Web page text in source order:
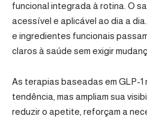
funcional integrada à rotina. O
acessível e aplicável ao dia a
e ingredientes funcionais
claros à saúde sem exigir
As terapias baseadas em GLP-1
tendência, mas ampliam sua
reduzir o apetite, reforçam a